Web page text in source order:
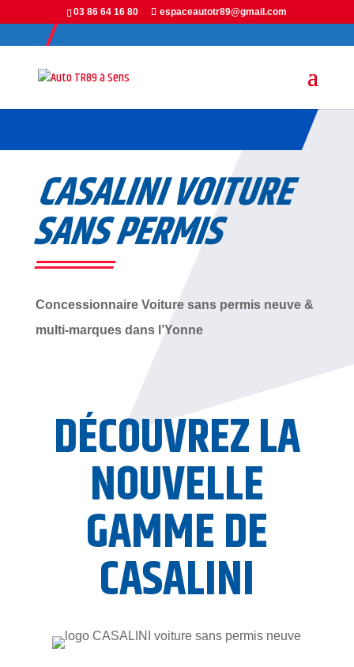
Panneau de gestion des cookies
03 86 64 16 80 espaceautotr89@gmail.com
CASALINI VOITURE
SANS PERMIS
Concessionnaire Voiture sans permis neuve &
multi-marques dans l’Yonne
DÉCOUVREZ LA
NOUVELLE
GAMME DE
CASALINI